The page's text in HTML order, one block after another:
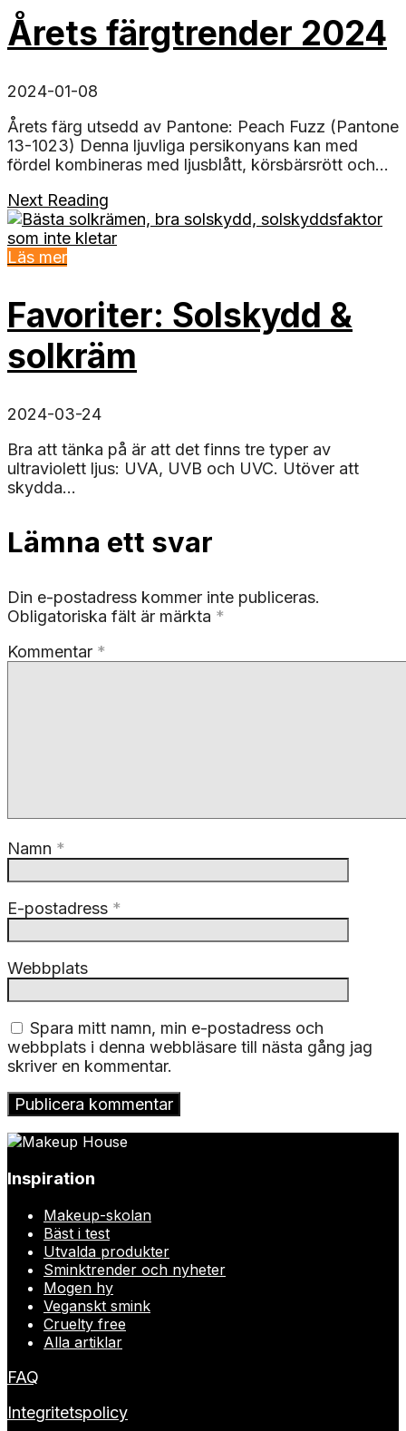
Årets färgtrender 2024
2024-01-08
Årets färg utsedd av Pantone: Peach Fuzz (Pantone
13-1023) Denna ljuvliga persikonyans kan med
fördel kombineras med ljusblått, körsbärsrött och...
Next Reading
Läs mer
Favoriter: Solskydd &
solkräm
2024-03-24
Bra att tänka på är att det finns tre typer av
ultraviolett ljus: UVA, UVB och UVC. Utöver att
skydda...
Lämna ett svar
Din e-postadress kommer inte publiceras.
Obligatoriska fält är märkta *
Kommentar *
Namn *
E-postadress *
Webbplats
Spara mitt namn, min e-postadress och
webbplats i denna webbläsare till nästa gång jag
skriver en kommentar.
Inspiration
Makeup-skolan
Bäst i test
Utvalda produkter
Sminktrender och nyheter
Mogen hy
Veganskt smink
Cruelty free
Alla artiklar
FAQ
Integritetspolicy